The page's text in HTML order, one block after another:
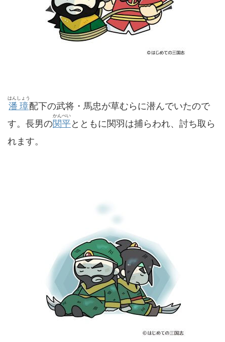
潘璋
はんしょう
配下の武将・馬忠が草むらに潜んでいたので
す。長男の関平
かんぺい
とともに関羽は捕らわれ、討ち取ら
れます。